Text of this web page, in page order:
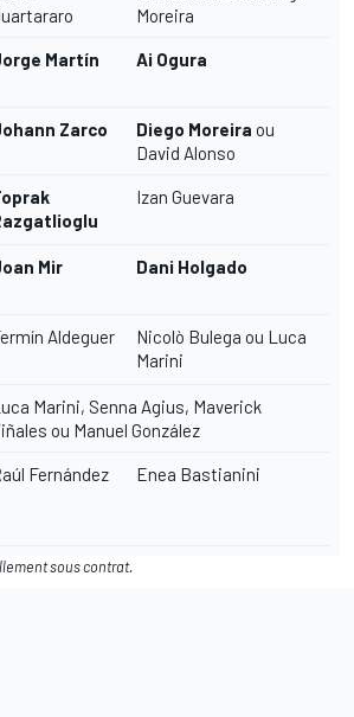
Moreira
Martín Ai Ogura
Zarco Diego Moreira ou
David Alonso
Izan Guevara
Mir Dani Holgado
Aldeguer
Nicolò Bulega ou Luca
Marini
Marini, Senna Agius, Maverick
ou Manuel González
Fernández Enea Bastianini
sous contrat.